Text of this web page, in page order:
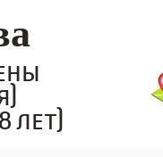
лет)